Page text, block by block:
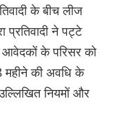
के बीच लीज
प्रतिवादी ने पट्टे
आवेदकों के परिसर को
महीने की अवधि के
नियमों और